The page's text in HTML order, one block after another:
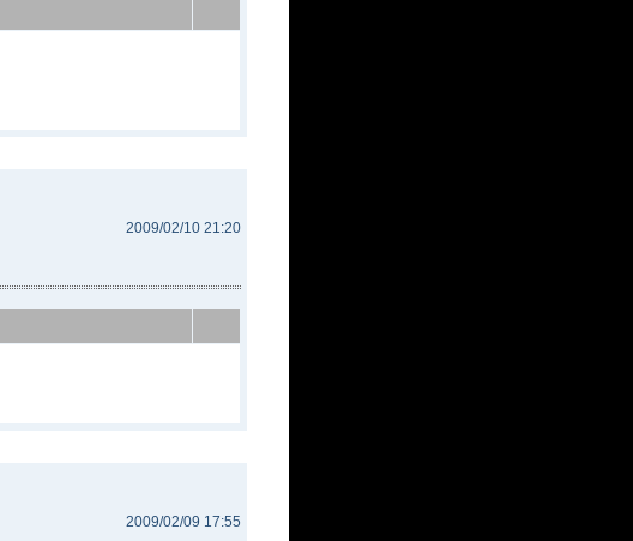
2009/02/10 21:20
2009/02/09 17:55